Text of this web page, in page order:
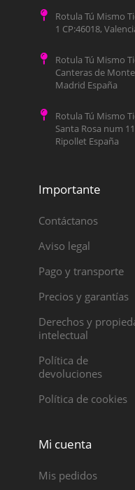
Rotula Tú Mismo
1 CP:46018,
Rotula Tú Mismo
Canteras de
Madrid España
Rotula Tú Mismo
Santa Rosa num
Ripollet España
Importante
Contáctanos
Aviso legal
Pago y transporte
Precios y garantías
Derechos y
intelectual
Política de
devoluciones
Política de cookies
Mi cuenta
Mis pedidos